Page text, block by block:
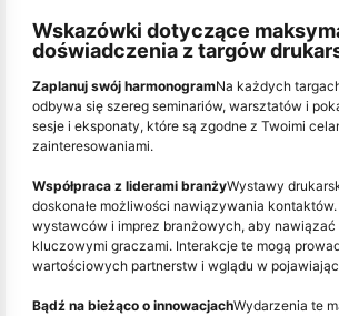
Wskazówki dotyczące
doświadczenia z targów
Zaplanuj swój harmonogramNa każdych
odbywa się szereg seminariów, warsztatów i
sesje i eksponaty, które są zgodne z Twoimi
zainteresowaniami.
Współpraca z liderami branżyWystawy
doskonałe możliwości nawiązywania
wystawców i imprez branżowych, aby nawiązać
kluczowymi graczami. Interakcje te mogą
wartościowych partnerstw i wglądu w
Bądź na bieżąco o innowacjachWydarzenia te